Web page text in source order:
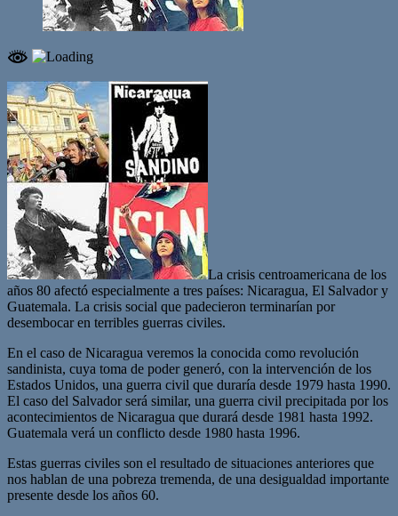
La crisis centroamericana de los
años 80 afectó especialmente a tres países: Nicaragua, El Salvador y
Guatemala. La crisis social que padecieron terminarían por
desembocar en terribles guerras civiles.
En el caso de Nicaragua veremos la conocida como revolución
sandinista, cuya toma de poder generó, con la intervención de los
Estados Unidos, una guerra civil que duraría desde 1979 hasta 1990.
El caso del Salvador será similar, una guerra civil precipitada por los
acontecimientos de Nicaragua que durará desde 1981 hasta 1992.
Guatemala verá un conflicto desde 1980 hasta 1996.
Estas guerras civiles son el resultado de situaciones anteriores que
nos hablan de una pobreza tremenda, de una desigualdad importante
presente desde los años 60.